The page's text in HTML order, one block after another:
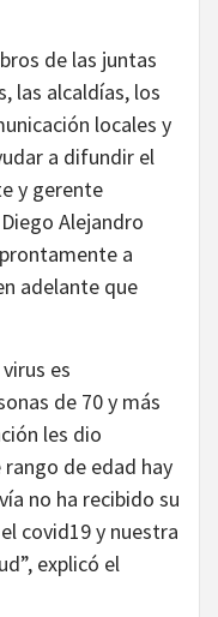
de las juntas
las alcaldías, los
locales y
a difundir el
y gerente
Alejandro
a
adelante que
es
de 70 y más
les dio
de edad hay
no ha recibido su
covid19 y nuestra
explicó el